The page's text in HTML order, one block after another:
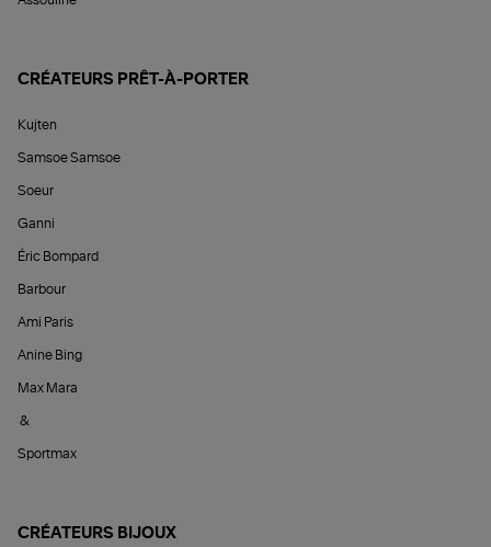
CRÉATEURS PRÊT-À-PORTER
Kujten
Samsoe Samsoe
Soeur
Ganni
Éric Bompard
Barbour
Ami Paris
Anine Bing
Max Mara
&
Sportmax
CRÉATEURS BIJOUX